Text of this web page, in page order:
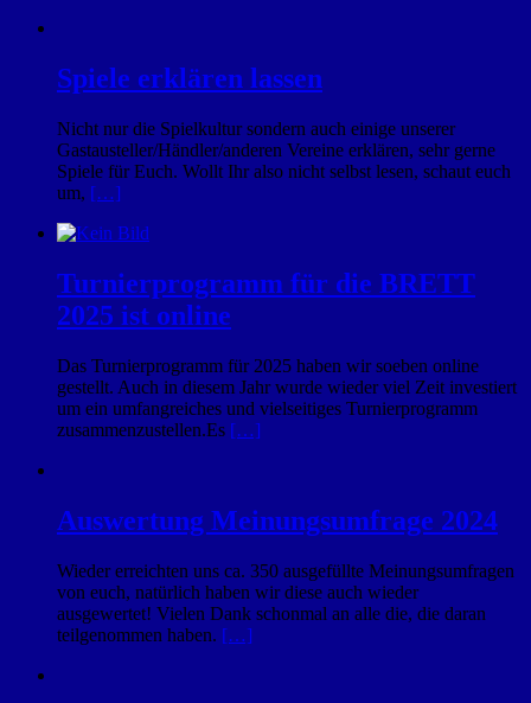
Spiele erklären lassen
Nicht nur die Spielkultur sondern auch einige unserer
Gastausteller/Händler/anderen Vereine erklären, sehr gerne
Spiele für Euch. Wollt Ihr also nicht selbst lesen, schaut euch
um, […]
Turnierprogramm für die BRETT
2025 ist online
Das Turnierprogramm für 2025 haben wir soeben online
gestellt. Auch in diesem Jahr wurde wieder viel Zeit investiert
um ein umfangreiches und vielseitiges Turnierprogramm
zusammenzustellen.Es […]
Auswertung Meinungsumfrage 2024
Wieder erreichten uns ca. 350 ausgefüllte Meinungsumfragen
von euch, natürlich haben wir diese auch wieder
ausgewertet! Vielen Dank schonmal an alle die, die daran
teilgenommen haben. […]